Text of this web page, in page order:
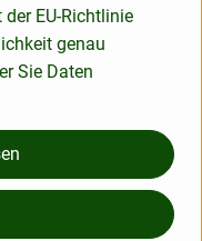
EU-Richtlinie
genau
Sie Daten